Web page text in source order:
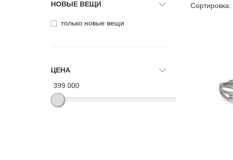
НОВЫЕ ВЕЩИ
только новые вещи
ЦЕНА
399 000
Сортировка: